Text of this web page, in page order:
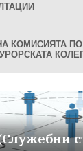
КОМИСИЯТА ПО